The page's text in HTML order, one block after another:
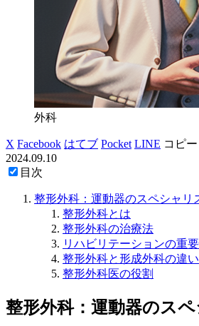
外科
X Facebook はてブ Pocket LINE コピー
2024.09.10
目次
整形外科：運動器のスペシャリ
整形外科とは
整形外科の治療法
リハビリテーションの重
整形外科と形成外科の違い
整形外科医の役割
整形外科：運動器のス